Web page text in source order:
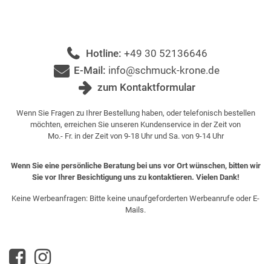
Hotline: +49 30 52136646
E-Mail: info@schmuck-krone.de
zum Kontaktformular
Wenn Sie Fragen zu Ihrer Bestellung haben, oder telefonisch bestellen
möchten, erreichen Sie unseren Kundenservice in der Zeit von
Mo.- Fr. in der Zeit von 9-18 Uhr und Sa. von 9-14 Uhr
Wenn Sie eine persönliche Beratung bei uns vor Ort wünschen, bitten wir
Sie vor Ihrer Besichtigung uns zu kontaktieren. Vielen Dank!
Keine Werbeanfragen: Bitte keine unaufgeforderten Werbeanrufe oder E-
Mails.